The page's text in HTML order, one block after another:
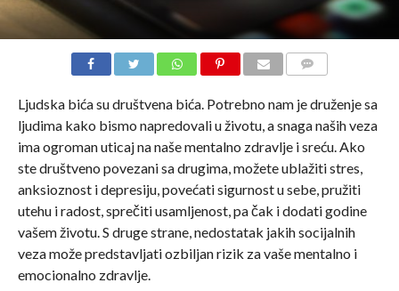
Ljudska bića su društvena bića. Potrebno nam je druženje sa
ljudima kako bismo napredovali u životu, a snaga naših veza
ima ogroman uticaj na naše mentalno zdravlje i sreću. Ako
ste društveno povezani sa drugima, možete ublažiti stres,
anksioznost i depresiju, povećati sigurnost u sebe, pružiti
utehu i radost, sprečiti usamljenost, pa čak i dodati godine
vašem životu. S druge strane, nedostatak jakih socijalnih
veza može predstavljati ozbiljan rizik za vaše mentalno i
emocionalno zdravlje.